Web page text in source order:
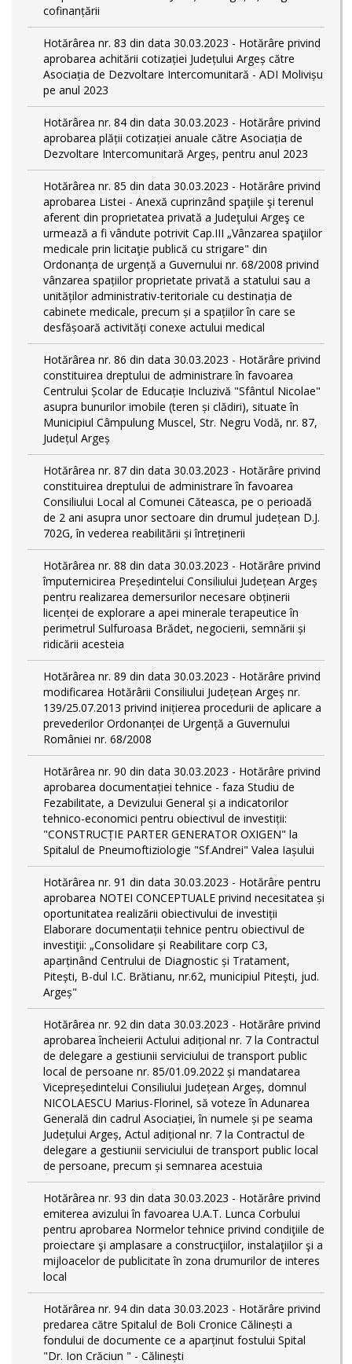
cofinanțării
Hotărârea nr. 83 din data 30.03.2023 - Hotărâre privind
aprobarea achitării cotizației Județului Argeș către
Asociația de Dezvoltare Intercomunitară - ADI Molivișu
pe anul 2023
Hotărârea nr. 84 din data 30.03.2023 - Hotărâre privind
aprobarea plății cotizației anuale către Asociația de
Dezvoltare Intercomunitară Argeș, pentru anul 2023
Hotărârea nr. 85 din data 30.03.2023 - Hotărâre privind
aprobarea Listei - Anexă cuprinzând spaţiile şi terenul
aferent din proprietatea privată a Judeţului Argeş ce
urmează a fi vândute potrivit Cap.III „Vânzarea spaţiilor
medicale prin licitaţie publică cu strigare" din
Ordonanța de urgență a Guvernului nr. 68/2008 privind
vânzarea spațiilor proprietate privată a statului sau a
unităților administrativ-teritoriale cu destinația de
cabinete medicale, precum și a spațiilor în care se
desfășoară activități conexe actului medical
Hotărârea nr. 86 din data 30.03.2023 - Hotărâre privind
constituirea dreptului de administrare în favoarea
Centrului Școlar de Educație Incluzivă "Sfântul Nicolae"
asupra bunurilor imobile (teren și clădiri), situate în
Municipiul Câmpulung Muscel, Str. Negru Vodă, nr. 87,
Județul Argeș
Hotărârea nr. 87 din data 30.03.2023 - Hotărâre privind
constituirea dreptului de administrare în favoarea
Consiliului Local al Comunei Căteasca, pe o perioadă
de 2 ani asupra unor sectoare din drumul județean D.J.
702G, în vederea reabilitării și întreținerii
Hotărârea nr. 88 din data 30.03.2023 - Hotărâre privind
împuternicirea Președintelui Consiliului Județean Argeș
pentru realizarea demersurilor necesare obținerii
licenței de explorare a apei minerale terapeutice în
perimetrul Sulfuroasa Brădet, negocierii, semnării și
ridicării acesteia
Hotărârea nr. 89 din data 30.03.2023 - Hotărâre privind
modificarea Hotărârii Consiliului Județean Argeș nr.
139/25.07.2013 privind inițierea procedurii de aplicare a
prevederilor Ordonanței de Urgență a Guvernului
României nr. 68/2008
Hotărârea nr. 90 din data 30.03.2023 - Hotărâre privind
aprobarea documentației tehnice - faza Studiu de
Fezabilitate, a Devizului General și a indicatorilor
tehnico-economici pentru obiectivul de investiții:
"CONSTRUCȚIE PARTER GENERATOR OXIGEN" la
Spitalul de Pneumoftiziologie "Sf.Andrei" Valea Iașului
Hotărârea nr. 91 din data 30.03.2023 - Hotărâre pentru
aprobarea NOTEI CONCEPTUALE privind necesitatea și
oportunitatea realizării obiectivului de investiții
Elaborare documentații tehnice pentru obiectivul de
investiţii: „Consolidare și Reabilitare corp C3,
aparținând Centrului de Diagnostic și Tratament,
Pitești, B-dul I.C. Brătianu, nr.62, municipiul Pitești, jud.
Argeș"
Hotărârea nr. 92 din data 30.03.2023 - Hotărâre privind
aprobarea încheierii Actului adițional nr. 7 la Contractul
de delegare a gestiunii serviciului de transport public
local de persoane nr. 85/01.09.2022 și mandatarea
Vicepreședintelui Consiliului Județean Argeș, domnul
NICOLAESCU Marius-Florinel, să voteze în Adunarea
Generală din cadrul Asociației, în numele și pe seama
Județului Argeș, Actul adițional nr. 7 la Contractul de
delegare a gestiunii serviciului de transport public local
de persoane, precum și semnarea acestuia
Hotărârea nr. 93 din data 30.03.2023 - Hotărâre privind
emiterea avizului în favoarea U.A.T. Lunca Corbului
pentru aprobarea Normelor tehnice privind condiţiile de
proiectare şi amplasare a construcţiilor, instalaţiilor şi a
mijloacelor de publicitate în zona drumurilor de interes
local
Hotărârea nr. 94 din data 30.03.2023 - Hotărâre privind
predarea către Spitalul de Boli Cronice Călinești a
fondului de documente ce a aparținut fostului Spital
"Dr. Ion Crăciun " - Călinești